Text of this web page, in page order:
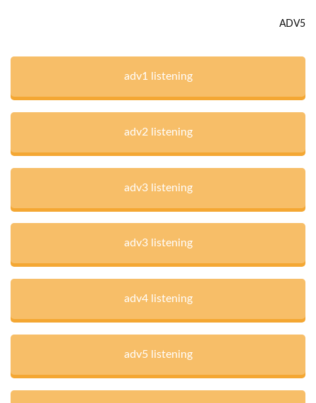
ADV5
adv1 listening
adv2 listening
adv3 listening
adv3 listening
adv4 listening
adv5 listening